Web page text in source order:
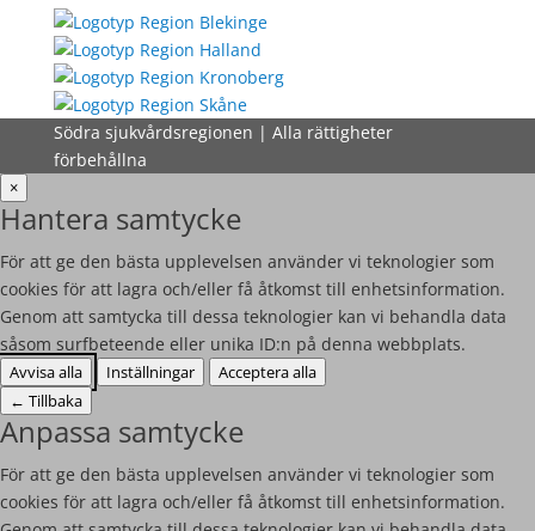
Södra sjukvårdsregionen | Alla rättigheter
förbehållna
×
Hantera samtycke
För att ge den bästa upplevelsen använder vi teknologier som
cookies för att lagra och/eller få åtkomst till enhetsinformation.
Genom att samtycka till dessa teknologier kan vi behandla data
såsom surfbeteende eller unika ID:n på denna webbplats.
Avvisa alla Inställningar
Acceptera alla
← Tillbaka
Anpassa samtycke
För att ge den bästa upplevelsen använder vi teknologier som
cookies för att lagra och/eller få åtkomst till enhetsinformation.